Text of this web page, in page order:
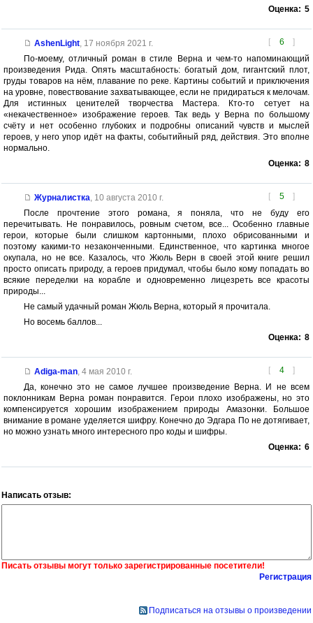
Оценка: 5
[ 6 ]
AshenLight, 17 ноября 2021 г.
По-моему, отличный роман в стиле Верна и чем-то напоминающий
произведения Рида. Опять масштабность: богатый дом, гигантский плот,
груды товаров на нём, плавание по реке. Картины событий и приключения
на уровне, повествование захватывающее, если не придираться к мелочам.
Для истинных ценителей творчества Мастера. Кто-то сетует на
«некачественное» изображение героев. Так ведь у Верна по большому
счёту и нет особенно глубоких и подробны описаний чувств и мыслей
героев, у него упор идёт на факты, событийный ряд, действия. Это вполне
нормально.
Оценка: 8
[ 5 ]
Журналистка, 10 августа 2010 г.
После прочтение этого романа, я поняла, что не буду его
перечитывать. Не понравилось, ровным счетом, все... Особенно главные
герои, которые были слишком картонными, плохо обрисованными и
поэтому какими-то незаконченными. Единственное, что картинка многое
окупала, но не все. Казалось, что Жюль Верн в своей этой книге решил
просто описать природу, а героев придумал, чтобы было кому попадать во
всякие переделки на корабле и одновременно лицезреть все красоты
природы...
Не самый удачный роман Жюль Верна, который я прочитала.
Но восемь баллов...
Оценка: 8
[ 4 ]
Adiga-man, 4 мая 2010 г.
Да, конечно это не самое лучшее произведение Верна. И не всем
поклонникам Верна роман понравится. Герои плохо изображены, но это
компенсируется хорошим изображением природы Амазонки. Большое
внимание в романе уделяется шифру. Конечно до Эдгара По не дотягивает,
но можно узнать много интересного про коды и шифры.
Оценка: 6
Написать отзыв:
Писать отзывы могут только зарегистрированные посетители!
Регистрация
Подписаться на отзывы о произведении